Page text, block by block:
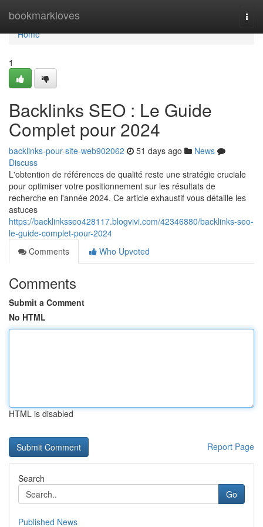
bookmarkloves
Home
Home
1
Backlinks SEO : Le Guide
Complet pour 2024
backlinks-pour-site-web902062 51 days ago
News
Discuss
L'obtention de références de qualité reste une stratégie cruciale
pour optimiser votre positionnement sur les résultats de
recherche en l'année 2024. Ce article exhaustif vous détaille les
astuces
https://backlinksseo428117.blogvivi.com/42346880/backlinks-seo-
le-guide-complet-pour-2024
Comments
Who Upvoted
Comments
Submit a Comment
No HTML
HTML is disabled
Report Page
Search
Go
Published News